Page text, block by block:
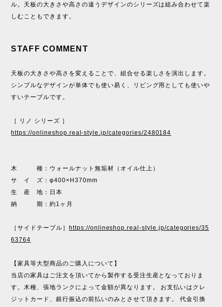
ル。天板の大きさや高さの違うデザインのシリーズは組み合わせて楽
しむこともできます。
STAFF COMMENT
天板の大きさや高さを変えることで、組合せる楽しさを演出します。
シンプルなデザインが単体でも使い易く、リビング用としても使いや
すいテーブルです。
［ リノ シリーズ ］
https://onlineshop.real-style.jp/categories/2480184
木 種：ウォールナット無垢材（オイル仕上）
サ イ ズ：φ400×H370mm
生 産 地：日本
納 期：約1ヶ月
［サイドテーブル］
https://onlineshop.real-style.jp/categories/35
63764
【家具等大型商品のご購入について】
当店の家具はご注文を頂いてから製作する受注生産となっておりま
す。木種、張地ランクによって金額が異なります。 お支払いはクレ
ジットカード、銀行振込の前払いのみとさせて頂きます。 代金引換